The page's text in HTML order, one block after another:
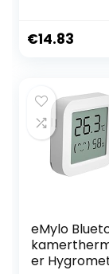
€14.83
eMylo
er